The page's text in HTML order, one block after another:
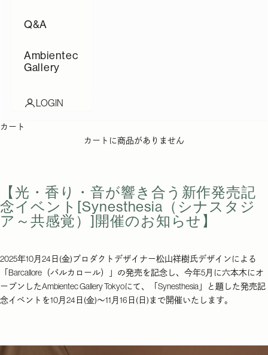
Q&A
Ambientec
Gallery
LOGIN
カート
カートに商品がありません
【光・香り・音が響き合う新作発売記
念イベント[Synesthesia（シナスタジ
ア～共感覚）]開催のお知らせ】
2025年10月24日(金)プロダクトデザイナー松山祥樹氏デザインによる
「Barcallore（バルカロール）」の発売を記念し、今年5月に六本木にオ
ープンしたAmbientec Gallery Tokyoにて、「Synesthesia」と題した発売記
念イベントを10月24日(金)〜11月16日(日)まで開催いたします。